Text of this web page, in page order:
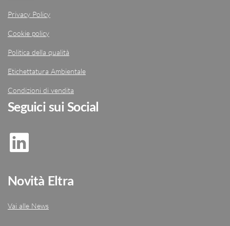
Privacy Policy
Cookie policy
Politica della qualità
Etichettatura Ambientale
Condizioni di vendita
Seguici sui Social
Novità Eltra
Vai alle News